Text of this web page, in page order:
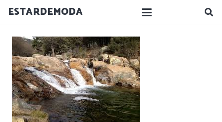
ESTARDEMODA